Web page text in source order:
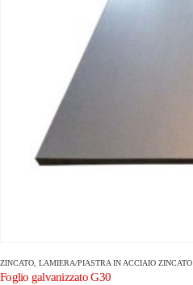
ZINCATO, LAMIERA/PIASTRA IN ACCIAIO ZINCATO
Foglio galvanizzato G30